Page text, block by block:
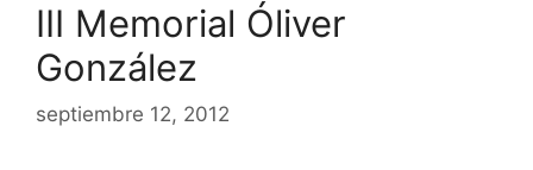
III Memorial Óliver
González
septiembre 12, 2012